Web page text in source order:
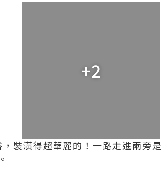
+2
裝潢得超華麗的！一路走進兩旁是